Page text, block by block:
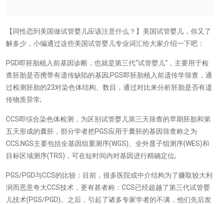
【同性恋到美国做试管婴儿应该注意什么？】美国试管婴儿，你又了
解多少，小编通过这些美国试管婴儿专业词汇给大家介绍一下吧：
PGD即胚胎植入前基因诊断，也就是第三代“试管婴儿“ ，主要用于检
查胚胎是否携带有遗传缺陷的基因;PGS即胚胎植入前遗传学筛查，通
过检测胚胎的23对染色体结构、数目，通过对比来分析胚胎是否有遗
传物质异常;
CCS即综合染色体检测，为区别试管婴儿第三天筛查的早期胚胎和第
五天形成的囊胚，部分学者把PGS应用于囊胚的基因筛查称之为
CCS;NGS主要包括全基因组重测序(WGS) 、全外显子组测序(WES)和
目标区域测序(TRS) ，可在短时间内对基因进行精确定位;
PGS/PGD与CCS的比较：目前，很多医院或中介结构为了赚取较大利
润而恶意夸大CCS技术，更有甚者称： CCS已经超越了第三代试管婴
儿技术(PGS/PGD)。之后，引起了诸多专家学者的不满，他们先后发